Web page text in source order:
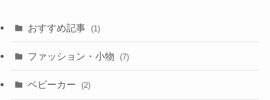
おすすめ記事 (1)
ファッション・小物 (7)
ベビーカー (2)